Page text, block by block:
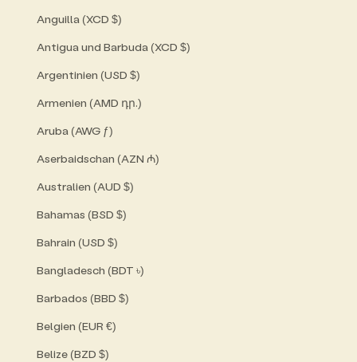
Anguilla (XCD $)
Antigua und Barbuda (XCD $)
Argentinien (USD $)
Armenien (AMD դր.)
Aruba (AWG ƒ)
Aserbaidschan (AZN ₼)
Australien (AUD $)
Bahamas (BSD $)
Bahrain (USD $)
Bangladesch (BDT ৳)
Barbados (BBD $)
Belgien (EUR €)
Belize (BZD $)